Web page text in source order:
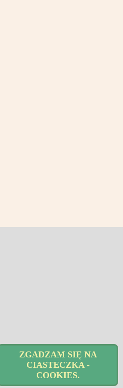
ZGADZAM SIĘ NA
CIASTECZKA -
COOKIES.